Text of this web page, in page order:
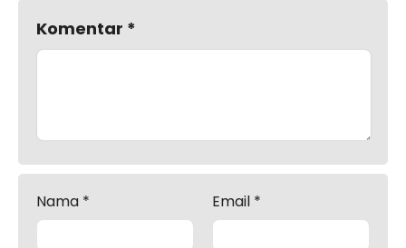
Komentar *
Nama * Email *